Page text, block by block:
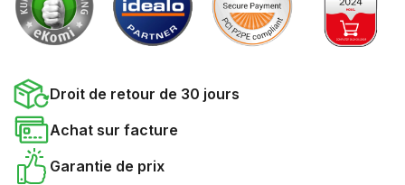
Droit de retour de 30 jours
Achat sur facture
Garantie de prix